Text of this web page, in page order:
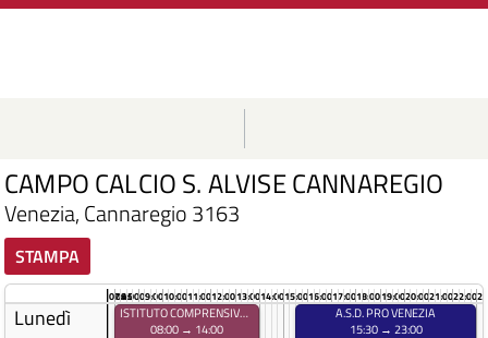
CAMPO CALCIO S. ALVISE CANNAREGIO
Venezia, Cannaregio 3163
STAMPA
07:45
08:0009:0010:0011:0012:0013:0014:0015:0016:0017:0018:0019:0020:0021:0022:00
Lunedì
A.S.D. PRO VENEZIA
15:30 → 23:00
ISTITUTO COMPRENSIVO S. GIROLAMO
08:00 → 14:00